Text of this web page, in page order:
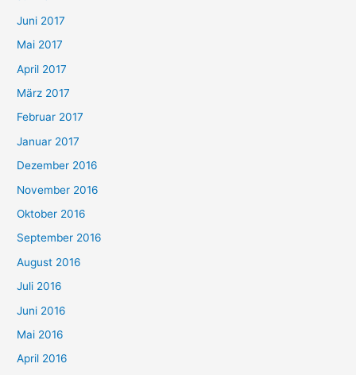
Juni 2017
Mai 2017
April 2017
März 2017
Februar 2017
Januar 2017
Dezember 2016
November 2016
Oktober 2016
September 2016
August 2016
Juli 2016
Juni 2016
Mai 2016
April 2016